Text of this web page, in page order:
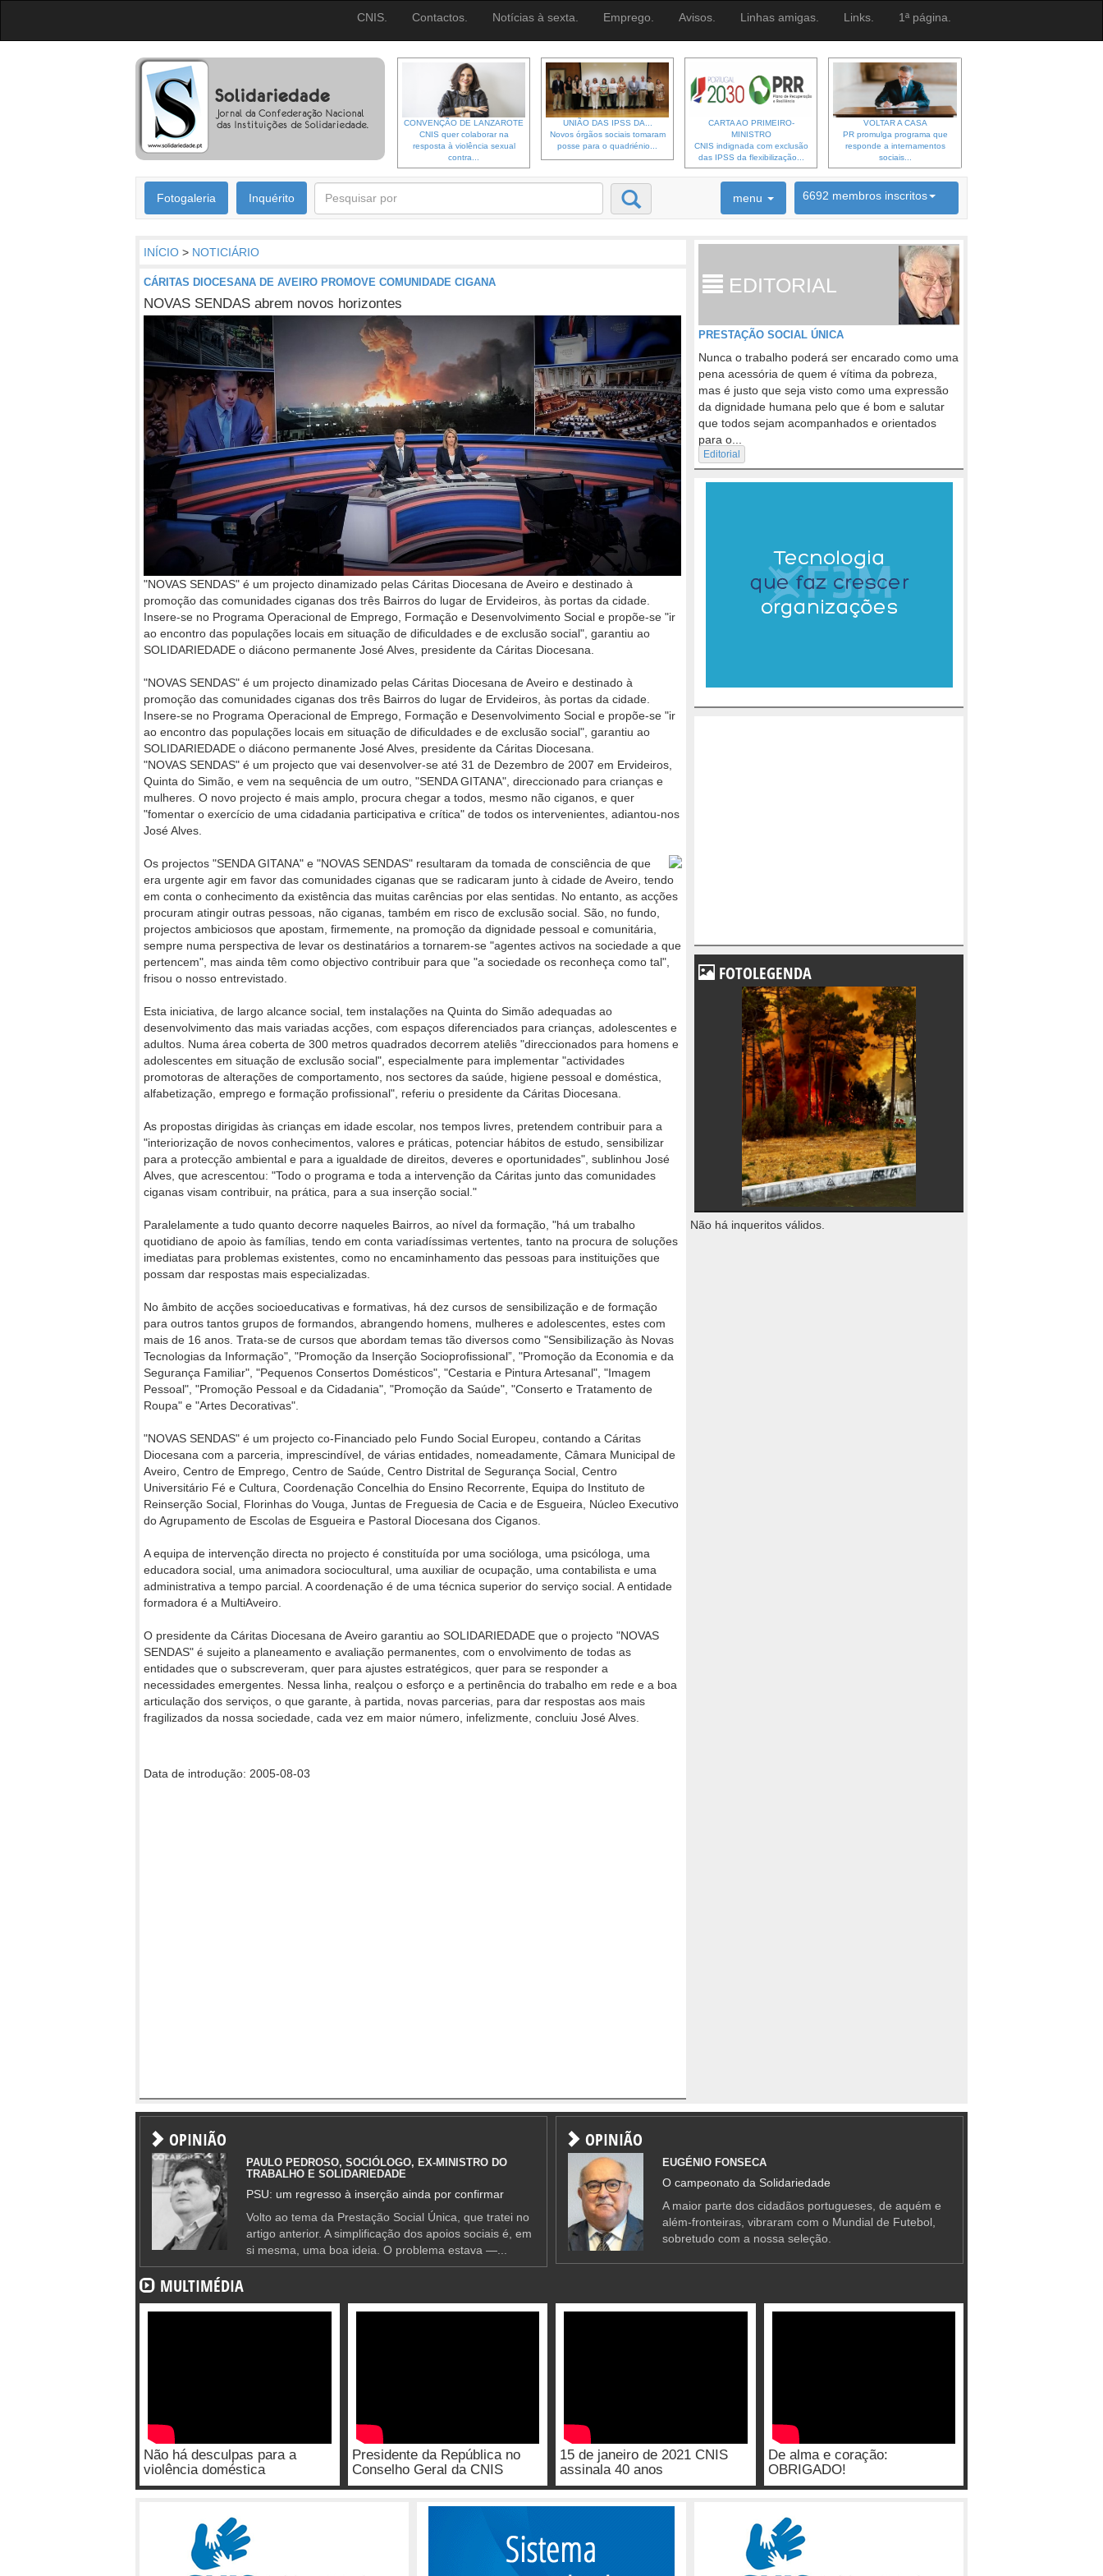
CNIS. Contactos. Notícias à sexta. Emprego. Avisos. Linhas amigas. Links. 1ª página.
CONVENÇÃO DE LANZAROTE
CNIS quer colaborar na
resposta à violência sexual
contra...
UNIÃO DAS IPSS DA...
Novos órgãos sociais tomaram
posse para o quadriénio...
CARTA AO PRIMEIRO-
MINISTRO
CNIS indignada com exclusão
das IPSS da flexibilização...
VOLTAR A CASA
PR promulga programa que
responde a internamentos
sociais...
Fotogaleria Inquérito menu 6692 membros inscritos
INÍCIO > NOTICIÁRIO
CÁRITAS DIOCESANA DE AVEIRO PROMOVE COMUNIDADE CIGANA
NOVAS SENDAS abrem novos horizontes
"NOVAS SENDAS" é um projecto dinamizado pelas Cáritas Diocesana de Aveiro e destinado à
promoção das comunidades ciganas dos três Bairros do lugar de Ervideiros, às portas da cidade.
Insere-se no Programa Operacional de Emprego, Formação e Desenvolvimento Social e propõe-se "ir
ao encontro das populações locais em situação de dificuldades e de exclusão social", garantiu ao
SOLIDARIEDADE o diácono permanente José Alves, presidente da Cáritas Diocesana.
"NOVAS SENDAS" é um projecto dinamizado pelas Cáritas Diocesana de Aveiro e destinado à
promoção das comunidades ciganas dos três Bairros do lugar de Ervideiros, às portas da cidade.
Insere-se no Programa Operacional de Emprego, Formação e Desenvolvimento Social e propõe-se "ir
ao encontro das populações locais em situação de dificuldades e de exclusão social", garantiu ao
SOLIDARIEDADE o diácono permanente José Alves, presidente da Cáritas Diocesana.
"NOVAS SENDAS" é um projecto que vai desenvolver-se até 31 de Dezembro de 2007 em Ervideiros,
Quinta do Simão, e vem na sequência de um outro, "SENDA GITANA", direccionado para crianças e
mulheres. O novo projecto é mais amplo, procura chegar a todos, mesmo não ciganos, e quer
"fomentar o exercício de uma cidadania participativa e crítica" de todos os intervenientes, adiantou-nos
José Alves.
Os projectos "SENDA GITANA" e "NOVAS SENDAS" resultaram da tomada de consciência de que
era urgente agir em favor das comunidades ciganas que se radicaram junto à cidade de Aveiro, tendo
em conta o conhecimento da existência das muitas carências por elas sentidas. No entanto, as acções
procuram atingir outras pessoas, não ciganas, também em risco de exclusão social. São, no fundo,
projectos ambiciosos que apostam, firmemente, na promoção da dignidade pessoal e comunitária,
sempre numa perspectiva de levar os destinatários a tornarem-se "agentes activos na sociedade a que
pertencem", mas ainda têm como objectivo contribuir para que "a sociedade os reconheça como tal",
frisou o nosso entrevistado.
Esta iniciativa, de largo alcance social, tem instalações na Quinta do Simão adequadas ao
desenvolvimento das mais variadas acções, com espaços diferenciados para crianças, adolescentes e
adultos. Numa área coberta de 300 metros quadrados decorrem ateliês "direccionados para homens e
adolescentes em situação de exclusão social", especialmente para implementar "actividades
promotoras de alterações de comportamento, nos sectores da saúde, higiene pessoal e doméstica,
alfabetização, emprego e formação profissional", referiu o presidente da Cáritas Diocesana.
As propostas dirigidas às crianças em idade escolar, nos tempos livres, pretendem contribuir para a
"interiorização de novos conhecimentos, valores e práticas, potenciar hábitos de estudo, sensibilizar
para a protecção ambiental e para a igualdade de direitos, deveres e oportunidades", sublinhou José
Alves, que acrescentou: "Todo o programa e toda a intervenção da Cáritas junto das comunidades
ciganas visam contribuir, na prática, para a sua inserção social."
Paralelamente a tudo quanto decorre naqueles Bairros, ao nível da formação, "há um trabalho
quotidiano de apoio às famílias, tendo em conta variadíssimas vertentes, tanto na procura de soluções
imediatas para problemas existentes, como no encaminhamento das pessoas para instituições que
possam dar respostas mais especializadas.
No âmbito de acções socioeducativas e formativas, há dez cursos de sensibilização e de formação
para outros tantos grupos de formandos, abrangendo homens, mulheres e adolescentes, estes com
mais de 16 anos. Trata-se de cursos que abordam temas tão diversos como "Sensibilização às Novas
Tecnologias da Informação", "Promoção da Inserção Socioprofissional”, "Promoção da Economia e da
Segurança Familiar", "Pequenos Consertos Domésticos", "Cestaria e Pintura Artesanal", "Imagem
Pessoal", "Promoção Pessoal e da Cidadania", "Promoção da Saúde", "Conserto e Tratamento de
Roupa" e "Artes Decorativas".
"NOVAS SENDAS" é um projecto co-Financiado pelo Fundo Social Europeu, contando a Cáritas
Diocesana com a parceria, imprescindível, de várias entidades, nomeadamente, Câmara Municipal de
Aveiro, Centro de Emprego, Centro de Saúde, Centro Distrital de Segurança Social, Centro
Universitário Fé e Cultura, Coordenação Concelhia do Ensino Recorrente, Equipa do Instituto de
Reinserção Social, Florinhas do Vouga, Juntas de Freguesia de Cacia e de Esgueira, Núcleo Executivo
do Agrupamento de Escolas de Esgueira e Pastoral Diocesana dos Ciganos.
A equipa de intervenção directa no projecto é constituída por uma socióloga, uma psicóloga, uma
educadora social, uma animadora sociocultural, uma auxiliar de ocupação, uma contabilista e uma
administrativa a tempo parcial. A coordenação é de uma técnica superior do serviço social. A entidade
formadora é a MultiAveiro.
O presidente da Cáritas Diocesana de Aveiro garantiu ao SOLIDARIEDADE que o projecto "NOVAS
SENDAS" é sujeito a planeamento e avaliação permanentes, com o envolvimento de todas as
entidades que o subscreveram, quer para ajustes estratégicos, quer para se responder a
necessidades emergentes. Nessa linha, realçou o esforço e a pertinência do trabalho em rede e a boa
articulação dos serviços, o que garante, à partida, novas parcerias, para dar respostas aos mais
fragilizados da nossa sociedade, cada vez em maior número, infelizmente, concluiu José Alves.
Data de introdução: 2005-08-03
EDITORIAL
PRESTAÇÃO SOCIAL ÚNICA
Nunca o trabalho poderá ser encarado como uma
pena acessória de quem é vítima da pobreza,
mas é justo que seja visto como uma expressão
da dignidade humana pelo que é bom e salutar
que todos sejam acompanhados e orientados
para o...
Editorial
FOTOLEGENDA
Não há inqueritos válidos.
OPINIÃO
PAULO PEDROSO, SOCIÓLOGO, EX-MINISTRO DO
TRABALHO E SOLIDARIEDADE
PSU: um regresso à inserção ainda por confirmar
Volto ao tema da Prestação Social Única, que tratei no
artigo anterior. A simplificação dos apoios sociais é, em
si mesma, uma boa ideia. O problema estava —...
OPINIÃO
EUGÉNIO FONSECA
O campeonato da Solidariedade
A maior parte dos cidadãos portugueses, de aquém e
além-fronteiras, vibraram com o Mundial de Futebol,
sobretudo com a nossa seleção.
MULTIMÉDIA
Não há desculpas para a
violência doméstica
Presidente da República no
Conselho Geral da CNIS
15 de janeiro de 2021 CNIS
assinala 40 anos
De alma e coração:
OBRIGADO!